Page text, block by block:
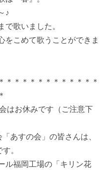
♪
歌いました。
こめて歌うことができま
＊＊＊＊＊＊＊＊＊＊＊＊
はお休みです（ご注意下
の会」の皆さんは、
。
岡工場の「キリン花